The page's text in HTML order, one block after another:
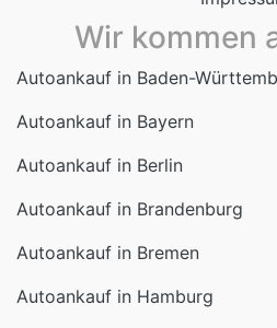
Wir kommen
Autoankauf in Baden-
Autoankauf in Bayern
Autoankauf in Berlin
Autoankauf in Brandenburg
Autoankauf in Bremen
Autoankauf in Hamburg